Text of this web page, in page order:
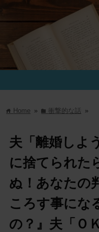
home Home » folder 衝撃的な話 »
夫「離婚しよ
に捨てられた
ぬ！あなたの
ころす事にな
の？』夫「Ｏ